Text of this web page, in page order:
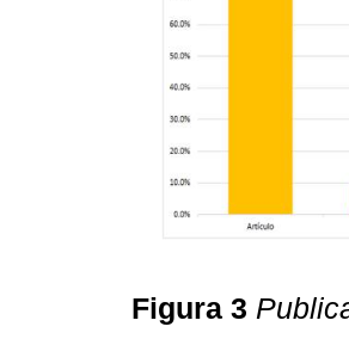
Figura 3